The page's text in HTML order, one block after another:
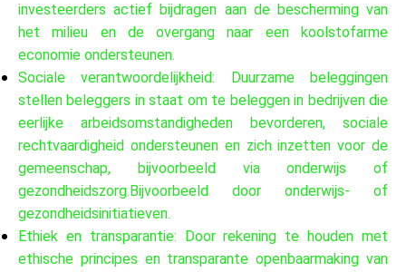
Hulp
Mijn Account
Financiering krijgen
investeerders actief bijdragen aan de bescherming van
het milieu en de overgang naar een koolstofarme
economie ondersteunen.
Sociale verantwoordelijkheid: Duurzame beleggingen
stellen beleggers in staat om te beleggen in bedrijven die
eerlijke arbeidsomstandigheden bevorderen, sociale
rechtvaardigheid ondersteunen en zich inzetten voor de
gemeenschap, bijvoorbeeld via onderwijs of
gezondheidszorg.Bijvoorbeeld door onderwijs- of
gezondheidsinitiatieven.
Ethiek en transparantie: Door rekening te houden met
ethische principes en transparante openbaarmaking van